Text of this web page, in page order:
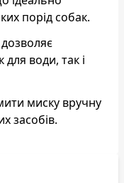
порід собак.
води, так і
миску вручну
засобів.